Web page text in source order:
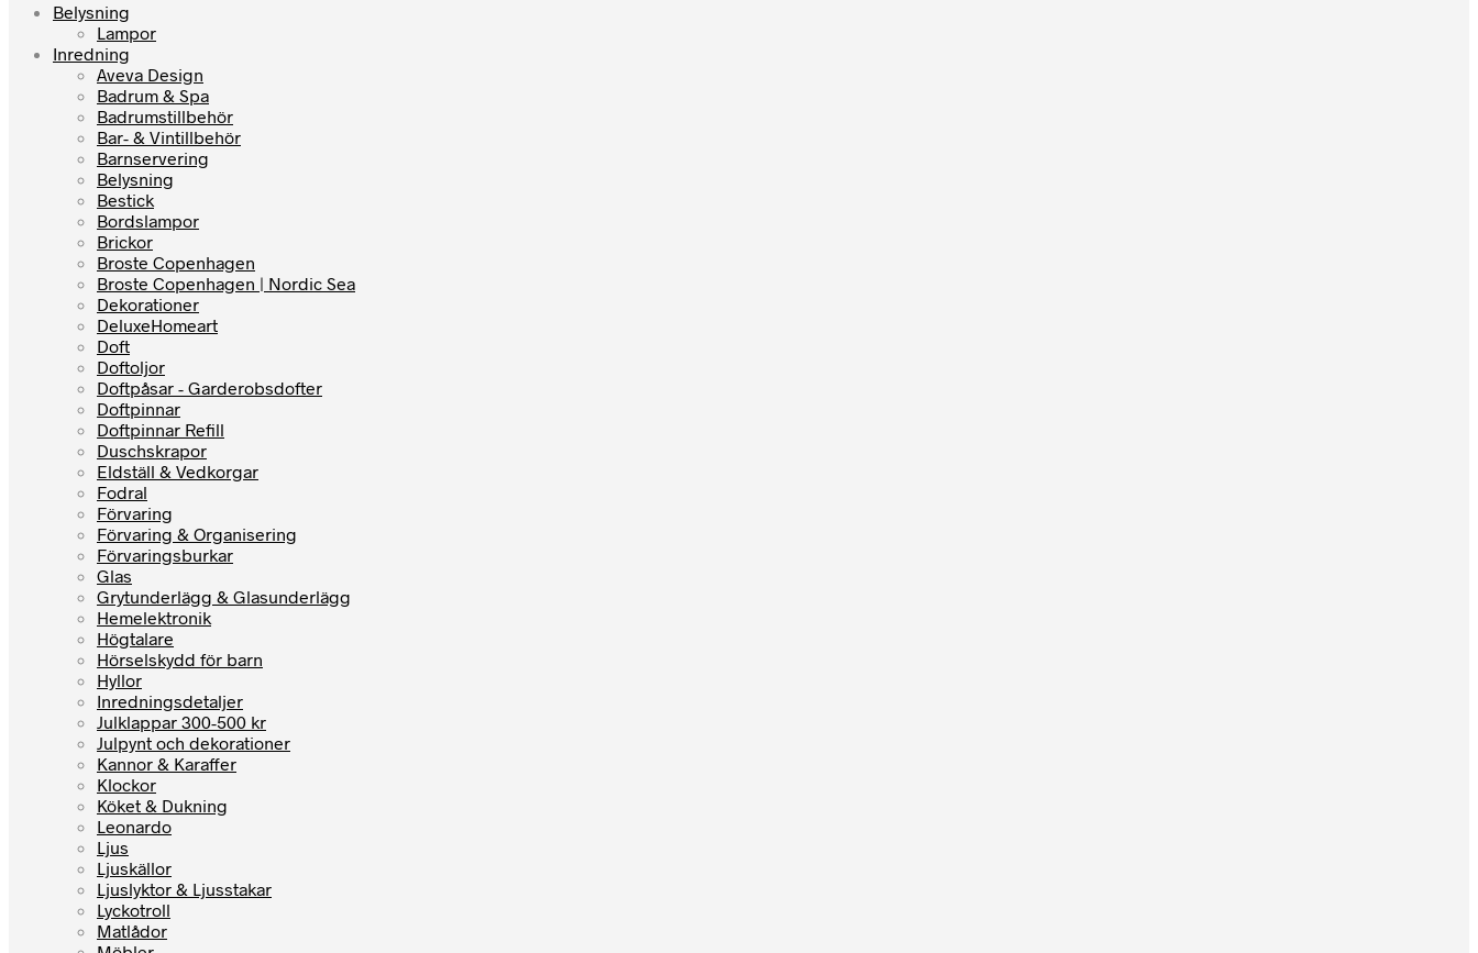
Belysning
Lampor
Inredning
Aveva Design
Badrum & Spa
Badrumstillbehör
Bar- & Vintillbehör
Barnservering
Belysning
Bestick
Bordslampor
Brickor
Broste Copenhagen
Broste Copenhagen | Nordic Sea
Dekorationer
DeluxeHomeart
Doft
Doftoljor
Doftpåsar - Garderobsdofter
Doftpinnar
Doftpinnar Refill
Duschskrapor
Eldställ & Vedkorgar
Fodral
Förvaring
Förvaring & Organisering
Förvaringsburkar
Glas
Grytunderlägg & Glasunderlägg
Hemelektronik
Högtalare
Hörselskydd för barn
Hyllor
Inredningsdetaljer
Julklappar 300-500 kr
Julpynt och dekorationer
Kannor & Karaffer
Klockor
Köket & Dukning
Leonardo
Ljus
Ljuskällor
Ljuslyktor & Ljusstakar
Lyckotroll
Matlådor